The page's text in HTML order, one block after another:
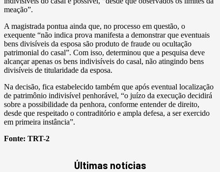
meação”.
A magistrada pontua ainda que, no processo em questão, o
exequente “não indica prova manifesta a demonstrar que eventuais
bens divisíveis da esposa são produto de fraude ou ocultação
patrimonial do casal”. Com isso, determinou que a pesquisa deve
alcançar apenas os bens indivisíveis do casal, não atingindo bens
divisíveis de titularidade da esposa.
Na decisão, fica estabelecido também que após eventual localização
de patrimônio indivisível penhorável, “o juízo da execução decidirá
sobre a possibilidade da penhora, conforme entender de direito,
desde que respeitado o contraditório e ampla defesa, a ser exercido
em primeira instância”.
Fonte: TRT-2
Últimas notícias